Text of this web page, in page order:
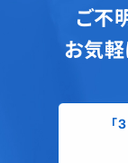
ご不
お気
「